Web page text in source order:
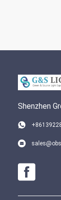
Shenzhen